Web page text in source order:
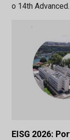
o 14th
EISG 2026: